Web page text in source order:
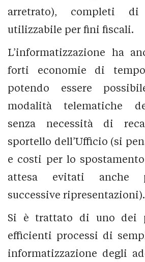
arretrato), completi
utilizzabile per fini fiscali.
L’informatizzazione ha
forti economie di
potendo essere
modalità telematiche
senza necessità di
sportello dell’Ufficio (si
e costi per lo
attesa evitati anche
successive ripresentazioni).
Si è trattato di uno dei
efficienti processi di
informatizzazione degli